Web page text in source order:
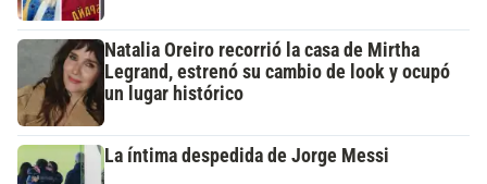
Natalia Oreiro recorrió la casa de Mirtha
Legrand, estrenó su cambio de look y ocupó
un lugar histórico
La íntima despedida de Jorge Messi